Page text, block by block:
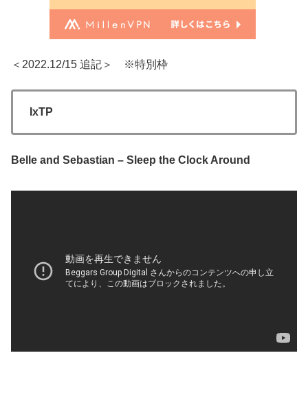
＜2022.12/15 追記＞ ※特別枠
IxTP
Belle and Sebastian – Sleep the Clock Around